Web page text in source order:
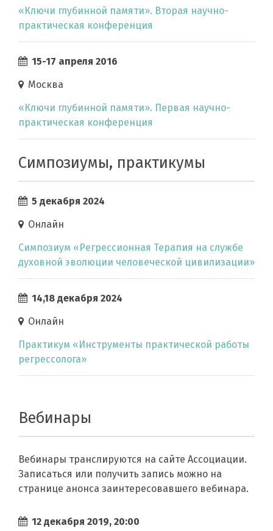
«Ключи глубинной памяти». Вторая научно-
практическая конференция
15-17 апреля 2016
Москва
«Ключи глубинной памяти». Первая научно-
практическая конференция
Симпозиумы, практикумы
5 декабря 2024
Онлайн
Симпозиум «Регрессионная Терапия на службе
духовной эволюции человеческой цивилизации»
14,18 декабря 2024
Онлайн
Практикум «Инструменты практической работы
регрессолога»
Вебинары
Вебинары транслируются на сайте Ассоциации.
Записаться или получить запись можно на
странице анонса заинтересовавшего вебинара.
12 декабря 2019, 20:00